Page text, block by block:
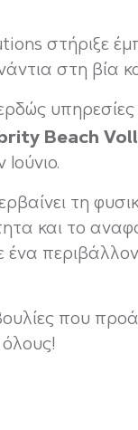
στήριξε
στη βία
Beach
τη
και το
ένα
που